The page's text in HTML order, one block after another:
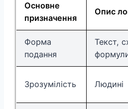
Основне
призначення
Опис
Форма
подання
Текст,
Зрозумілість Людині